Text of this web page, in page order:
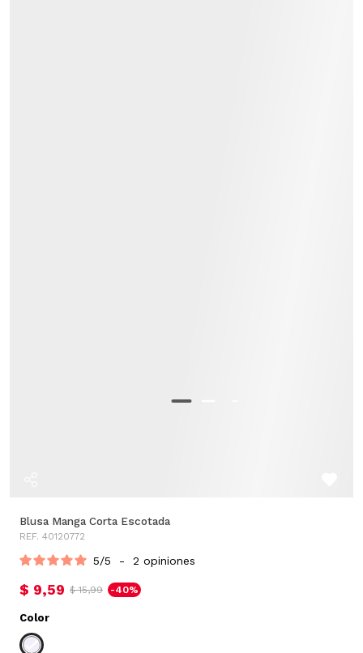
Blusa Manga Corta Escotada
REF. 40120772
5/5 - 2 opiniones
$ 9,59 $ 15,99 -40%
Color